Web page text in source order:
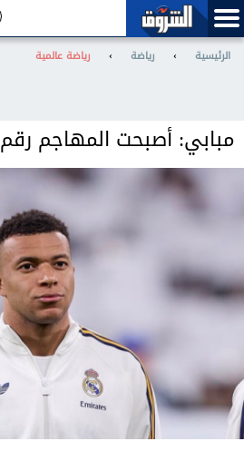
الرئيسية › رياضة › رياضة عالمية
مبابي: أصبحت المهاجم رقم 4 في ريال مدريد